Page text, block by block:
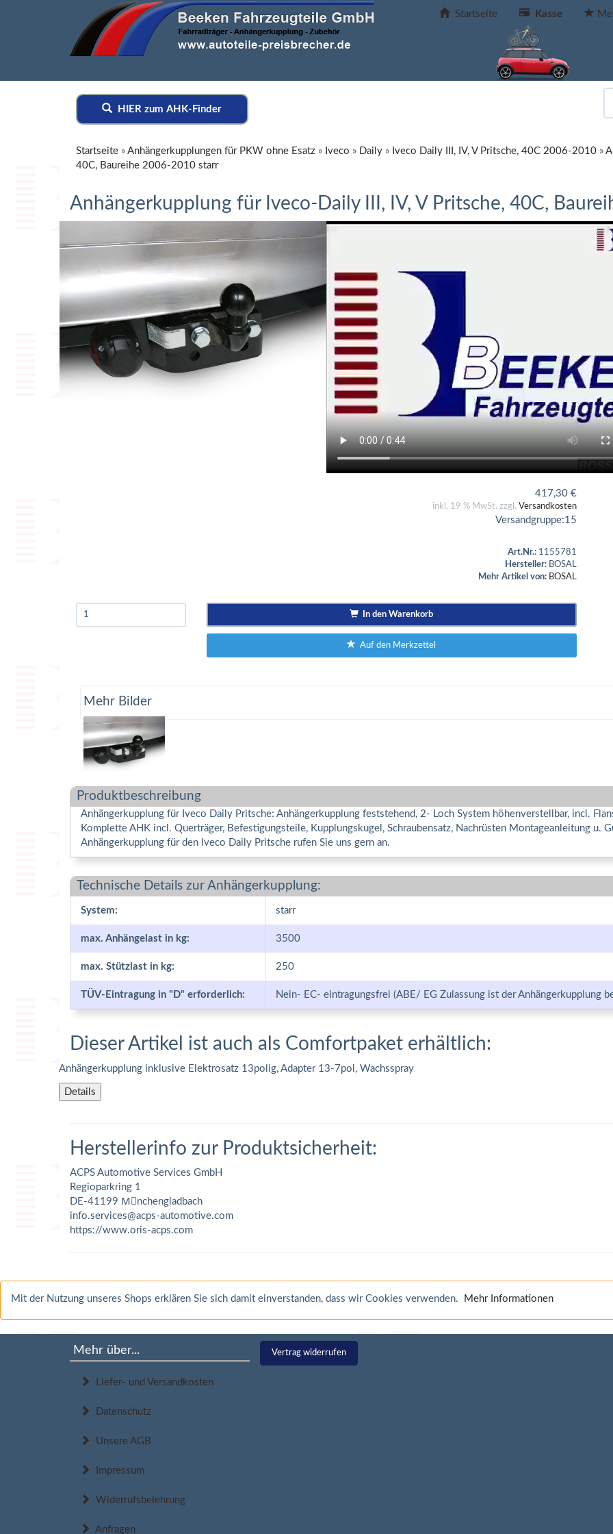
Startseite Kasse
HIER zum AHK-Finder
Startseite » Anhängerkupplungen für PKW ohne Esatz » Iveco » Daily » Iveco Daily III, IV, V Pritsche, 40C 2006-2010 »
40C, Baureihe 2006-2010 starr
Anhängerkupplung für Iveco-Daily III, IV, V Pritsche, 40C,
417,30 €
inkl. 19 % MwSt. zzgl. Versandkosten
Versandgruppe:15
Art.Nr.: 1155781
Hersteller: BOSAL
Mehr Artikel von: BOSAL
In den Warenkorb
Auf den Merkzettel
Mehr Bilder
Produktbeschreibung
Anhängerkupplung für Iveco Daily Pritsche: Anhängerkupplung feststehend, 2- Loch System höhenverstellbar, incl.
Komplette AHK incl. Querträger, Befestigungsteile, Kupplungskugel, Schraubensatz, Nachrüsten Montageanleitung u.
Anhängerkupplung für den Iveco Daily Pritsche rufen Sie uns gern an.
Technische Details zur Anhängerkupplung:
System: starr
max. Anhängelast in kg: 3500
max. Stützlast in kg: 250
TÜV-Eintragung in "D" erforderlich: Nein- EC- eintragungsfrei (ABE/ EG Zulassung ist der Anhängerkupplung
Dieser Artikel ist auch als Comfortpaket erhältlich:
Anhängerkupplung inklusive Elektrosatz 13polig, Adapter 13-7pol, Wachsspray
Details
Herstellerinfo zur Produktsicherheit:
ACPS Automotive Services GmbH
Regioparkring 1
DE-41199 Mِnchengladbach
info.services@acps-automotive.com
https://www.oris-acps.com
Mit der Nutzung unseres Shops erklären Sie sich damit einverstanden, dass wir Cookies verwenden. Mehr Informationen
Mehr über...
Liefer- und Versandkosten
Datenschutz
Unsere AGB
Impressum
Widerrufsbelehrung
Anfragen
Vertrag widerrufen